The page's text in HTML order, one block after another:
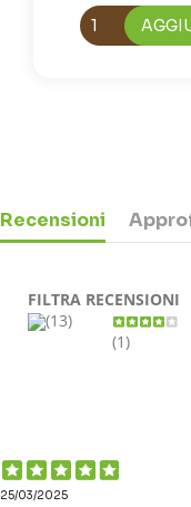
Recensioni
FILTRA RECENSIONI
(13)
(1)
25/03/2025